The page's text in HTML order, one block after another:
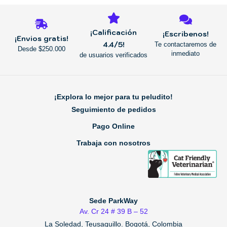
¡Envios gratis!
Desde $250.000
¡Calificación
4.4/5!
de usuarios verificados
¡Escribenos!
Te contactaremos de
inmediato
¡Explora lo mejor para tu peludito!
Seguimiento de pedidos
Pago Online
Trabaja con nosotros
Sede ParkWay
Av. Cr 24 # 39 B – 52
La Soledad, Teusaquillo. Bogotá, Colombia